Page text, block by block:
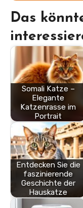
Das
Somali Katze –
Elegante
Katzenrasse im
Portrait
Entdecken Sie die
faszinierende
Geschichte der
Hauskatze